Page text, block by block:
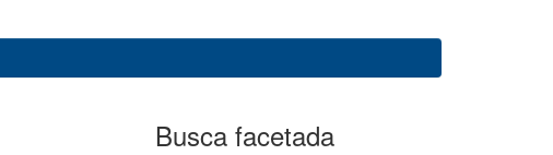
Busca facetada